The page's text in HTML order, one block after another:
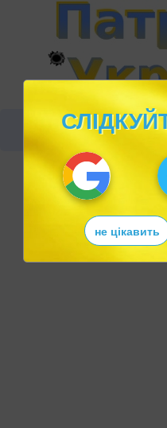
не цікавить